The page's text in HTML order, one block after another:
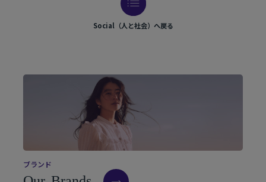
Social（人と社会）へ戻る
ブラン ド